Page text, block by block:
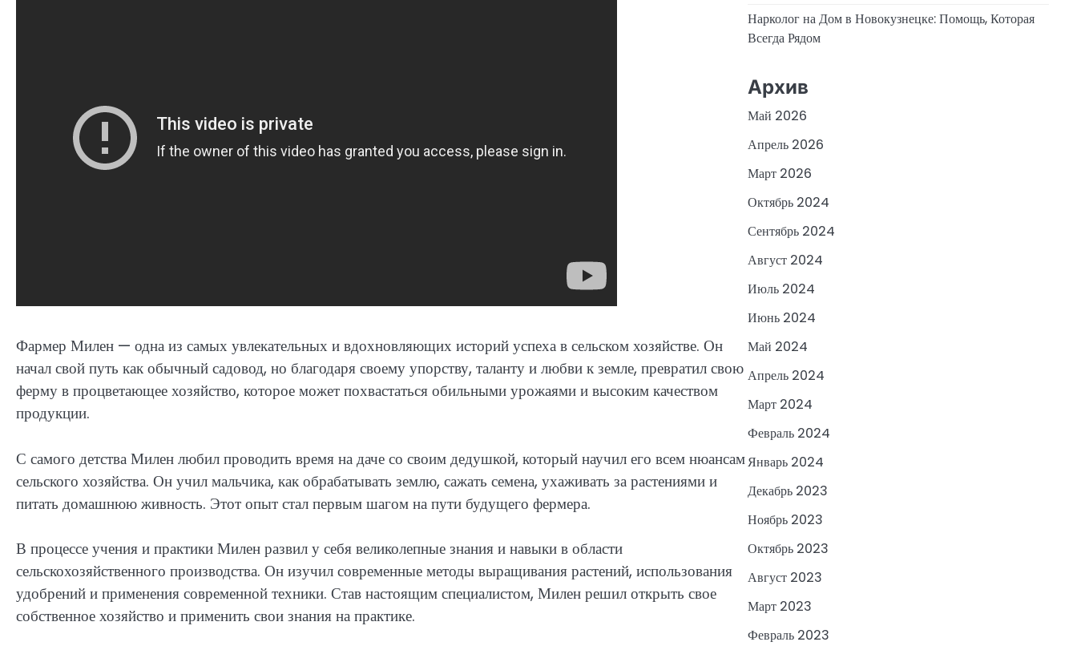
Фармер Милен — одна из самых увлекательных и вдохновляющих историй успеха в сельском хозяйстве. Он
начал свой путь как обычный садовод, но благодаря своему упорству, таланту и любви к земле, превратил свою
ферму в процветающее хозяйство, которое может похвастаться обильными урожаями и высоким качеством
продукции.
С самого детства Милен любил проводить время на даче со своим дедушкой, который научил его всем нюансам
сельского хозяйства. Он учил мальчика, как обрабатывать землю, сажать семена, ухаживать за растениями и
питать домашнюю живность. Этот опыт стал первым шагом на пути будущего фермера.
В процессе учения и практики Милен развил у себя великолепные знания и навыки в области
сельскохозяйственного производства. Он изучил современные методы выращивания растений, использования
удобрений и применения современной техники. Став настоящим специалистом, Милен решил открыть свое
собственное хозяйство и применить свои знания на практике.
Нарколог на Дом в Новокузнецке: Помощь, Которая
Всегда Рядом
Архив
Май 2026
Апрель 2026
Март 2026
Октябрь 2024
Сентябрь 2024
Август 2024
Июль 2024
Июнь 2024
Май 2024
Апрель 2024
Март 2024
Февраль 2024
Январь 2024
Декабрь 2023
Ноябрь 2023
Октябрь 2023
Август 2023
Март 2023
Февраль 2023